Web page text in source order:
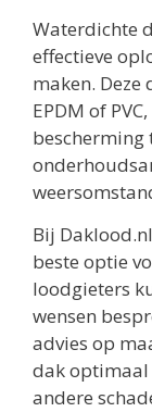
Waterdichte
effectieve
maken.
EPDM of
bescherming
Bij
beste optie
loodgieters
wensen
advies op
dak optimaal
andere